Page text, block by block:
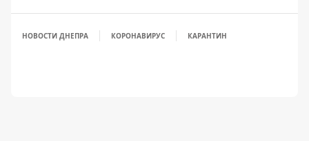
НОВОСТИ ДНЕПРА КОРОНАВИРУС КАРАНТИН